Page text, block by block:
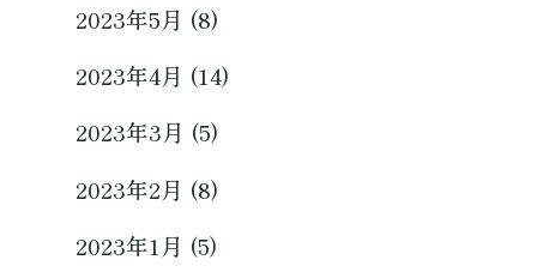
2023年5月 (8)
2023年4月 (14)
2023年3月 (5)
2023年2月 (8)
2023年1月 (5)